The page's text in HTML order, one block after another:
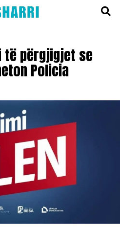
të përgjigjet se
Policia